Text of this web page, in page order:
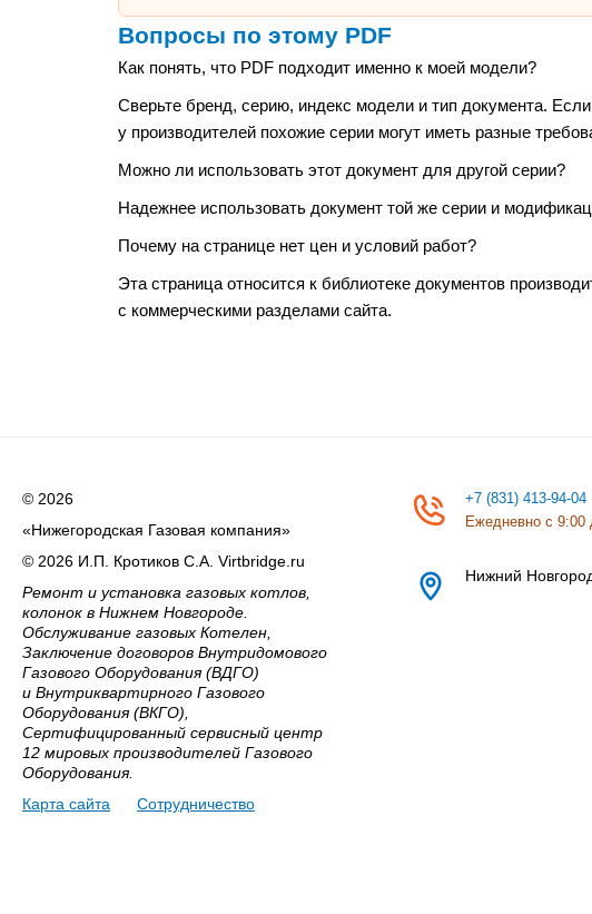
Вопросы по этому PDF
Как понять, что PDF подходит именно к моей модели?
Сверьте бренд, серию, индекс модели и тип документа.
у производителей похожие серии могут иметь разные
Можно ли использовать этот документ для другой серии?
Надежнее использовать документ той же серии и
Почему на странице нет цен и условий работ?
Эта страница относится к библиотеке документов
с коммерческими разделами сайта.
© 2026
«Нижегородская Газовая компания»
© 2026 И.П. Кротиков С.А. Virtbridge.ru
Ремонт и установка газовых котлов,
колонок в Нижнем Новгороде.
Обслуживание газовых Котелен,
Заключение договоров Внутридомового
Газового Оборудования (ВДГО)
и Внутриквартирного Газового
Оборудования (ВКГО),
Сертифицированный сервисный центр
12 мировых производителей Газового
Оборудования.
Карта сайта
Сотрудничество
+7 (831) 413-94-04
Ежедневно с 9:00
Нижний